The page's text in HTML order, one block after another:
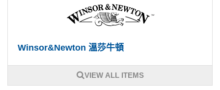
Winsor&Newton 溫莎牛頓
VIEW ALL ITEMS